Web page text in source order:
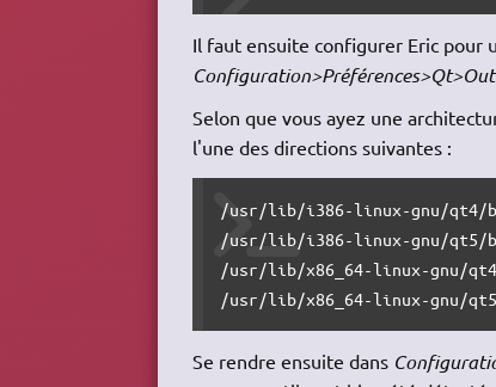
Il faut ensuite configurer Eric pour
Selon que vous ayez une
l'une des directions suivantes :
/usr/lib/i386-linux-gnu/qt4/
/usr/lib/i386-linux-gnu/qt5/
/usr/lib/x86_64-linux-gnu/
/usr/lib/x86_64-linux-gnu/
Se rendre ensuite dans